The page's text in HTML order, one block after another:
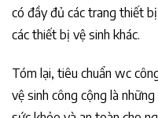
có đầy đủ các trang thiết
các thiết bị vệ sinh khác.
Tóm lại, tiêu chuẩn wc
vệ sinh công cộng là